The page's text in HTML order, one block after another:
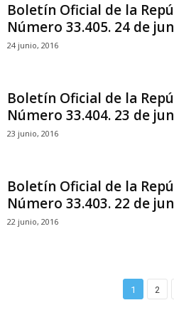
Boletín Oficial de la
Número 33.405. 24 de
24 junio, 2016
Boletín Oficial de la
Número 33.404. 23 de
23 junio, 2016
Boletín Oficial de la
Número 33.403. 22 de
22 junio, 2016
1 2